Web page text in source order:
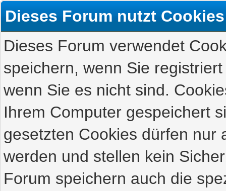
Dieses Forum nutzt Cookies
Dieses Forum verwendet
speichern, wenn Sie
wenn Sie es nicht sind.
Ihrem Computer gespeichert
gesetzten Cookies dürfen nur
werden und stellen kein
Forum speichern auch die